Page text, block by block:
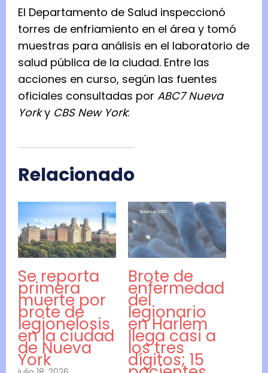
El Departamento de Salud inspeccionó
torres de enfriamiento en el área y tomó
muestras para análisis en el laboratorio de
salud pública de la ciudad. Entre las
acciones en curso, según las fuentes
oficiales consultadas por ABC7 Nueva
Yorky CBS New York:
Relacionado
Se reporta
primera
muerte por
brote de
legionelosis
en la ciudad
de Nueva
York
Brote de
enfermedad
del
legionario
en Harlem
llega casi a
los tres
dígitos; 15